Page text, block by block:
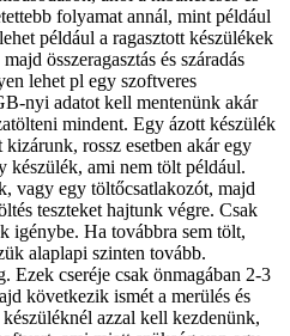
folyamat annál, mint például
például a ragasztott készülékek
összeragasztás és száradás
lehet pl egy szoftveres
nyi adatot kell mentenünk akár
mindent. Egy ázott készülék
rossz esetben akár egy
készülék, ami nem tölt például.
vagy egy töltőcsatlakozót, majd
teszteket hajtunk végre. Csak
igénybe. Ha továbbra sem tölt,
alaplapi szinten tovább.
Ezek cseréje csak önmagában 2-3
következik ismét a merülés és
azzal kell kezdenünk,